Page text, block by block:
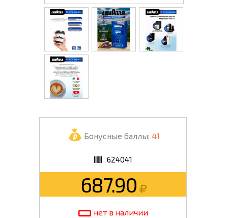
Бонусные баллы: 41
624041
687.90
нет в наличии